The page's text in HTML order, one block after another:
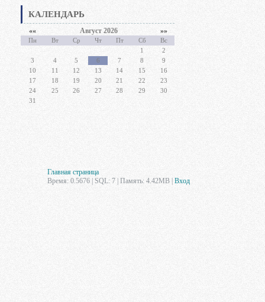
КАЛЕНДАРЬ
«« Август 2026 »»
Пн Вт Ср Чт Пт Сб
Вс
1
2
3
4 5 6 7 8
9
10
11 12 13 14 15
16
17
18 19 20 21 22
23
24
25 26 27 28 29
30
31
Главная страница
Время: 0.5676 | SQL: 7 | Память: 4.42MB Вход